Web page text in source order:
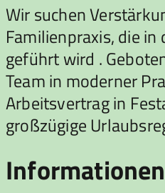
Wir suchen
Familienpraxis, die
geführt wird .
Team in moderner
Arbeitsvertrag in
großzügige
Informationen